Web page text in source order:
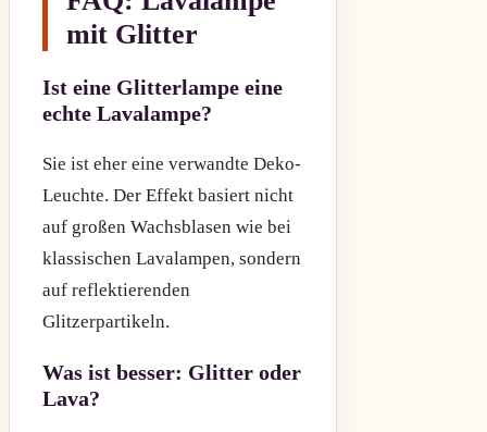
mit Glitter
Ist eine Glitterlampe eine
echte Lavalampe?
Sie ist eher eine verwandte Deko-
Leuchte. Der Effekt basiert nicht
auf großen Wachsblasen wie bei
klassischen Lavalampen, sondern
auf reflektierenden
Glitzerpartikeln.
Was ist besser: Glitter oder
Lava?